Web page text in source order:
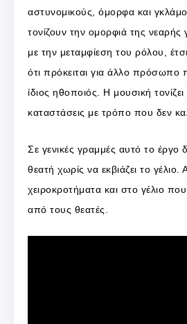
αστυνομικούς, όμορφα και
τονίζουν την ομορφιά της νεαρής
με την μεταμφίεση του ρόλου,
ότι πρόκειται για άλλο πρόσωπο
ίδιος ηθοποιός. Η μουσική τονίζει
καταστάσεις με τρόπο που δεν
Σε γενικές γραμμές αυτό το έργο
θεατή χωρίς να εκβιάζει το
χειροκροτήματα και στο γέλιο
από τους θεατές.